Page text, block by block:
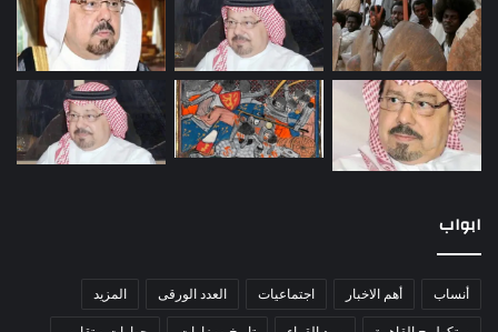
ابواب
أنساب أهم الاخبار اجتماعيات العدد الورقى المزيد